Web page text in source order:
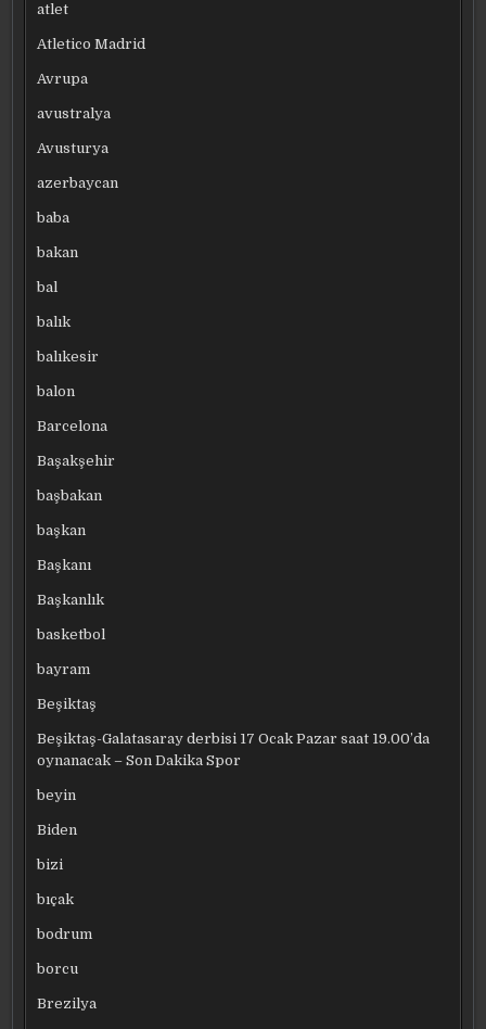
atlet
Atletico Madrid
Avrupa
avustralya
Avusturya
azerbaycan
baba
bakan
bal
balık
balıkesir
balon
Barcelona
Başakşehir
başbakan
başkan
Başkanı
Başkanlık
basketbol
bayram
Beşiktaş
Beşiktaş-Galatasaray derbisi 17 Ocak Pazar saat 19.00’da
oynanacak – Son Dakika Spor
beyin
Biden
bizi
bıçak
bodrum
borcu
Brezilya